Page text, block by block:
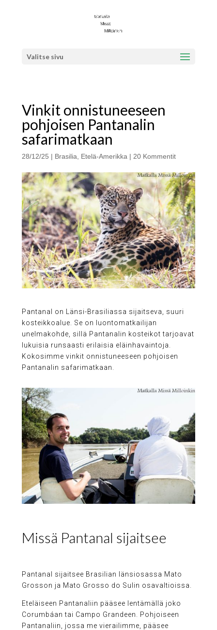
Valitse sivu
Vinkit onnistuneeseen
pohjoisen Pantanalin
safarimatkaan
28/12/25 | Brasilia Etelä-Amerikka | 20 Kommentit
Pantanal on Länsi-Brasiliassa sijaitseva, suuri
kosteikkoalue. Se on luontomatkailijan
unelmakohde, sillä Pantanalin kosteikot tarjoavat
lukuisia runsaasti erilaisia eläinhavaintoja.
Kokosimme vinkit onnistuneeseen pohjoisen
Pantanalin safarimatkaan.
Missä Pantanal sijaitsee
Pantanal sijaitsee Brasilian länsiosassa Mato
Grosson ja Mato Grosso do Sulin osavaltioissa.
Eteläiseen Pantanaliin pääsee lentämällä joko
Corumbáan tai Campo Grandeen. Pohjoiseen
Pantanaliin, jossa me vierailimme, pääsee